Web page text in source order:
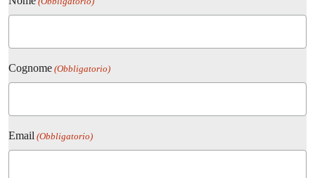
Cognome (Obbligatorio)
Email (Obbligatorio)